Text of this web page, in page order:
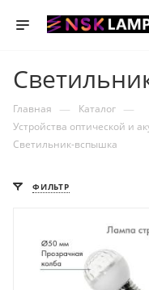
Главная — Каталог —
Устройства оптической и
Светильник-вспышка
ФИЛЬТР